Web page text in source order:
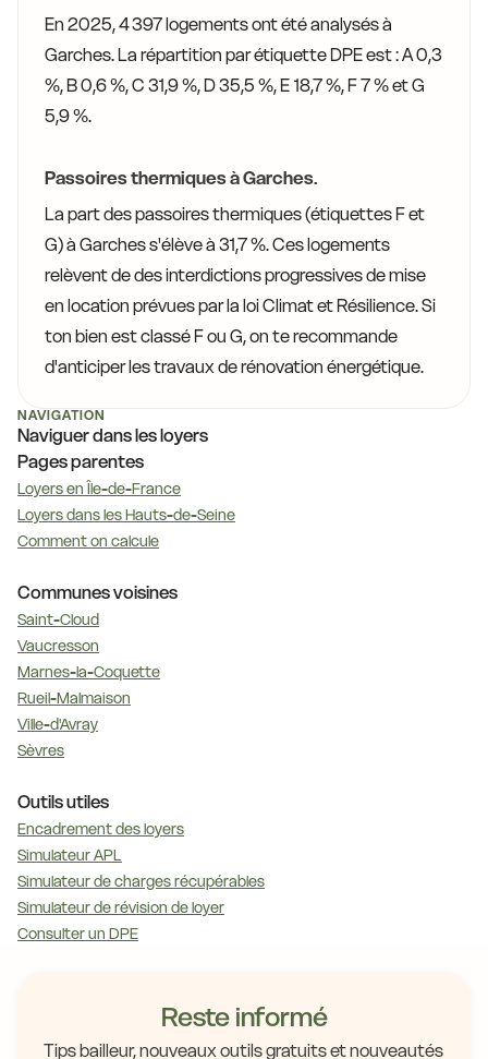
En 2025, 4 397 logements ont été analysés à
Garches. La répartition par étiquette DPE est : A 0,3
%, B 0,6 %, C 31,9 %, D 35,5 %, E 18,7 %, F 7 % et G
5,9 %.
Passoires thermiques à Garches.
La part des passoires thermiques (étiquettes F et
G) à Garches s'élève à 31,7 %. Ces logements
relèvent de des interdictions progressives de mise
en location prévues par la loi Climat et Résilience. Si
ton bien est classé F ou G, on te recommande
d'anticiper les travaux de rénovation énergétique.
NAVIGATION
Naviguer dans les loyers
Pages parentes
Loyers en Île-de-France
Loyers dans les Hauts-de-Seine
Comment on calcule
Communes voisines
Saint-Cloud
Vaucresson
Marnes-la-Coquette
Rueil-Malmaison
Ville-d'Avray
Sèvres
Outils utiles
Encadrement des loyers
Simulateur APL
Simulateur de charges récupérables
Simulateur de révision de loyer
Consulter un DPE
Reste informé
Tips bailleur, nouveaux outils gratuits et nouveautés